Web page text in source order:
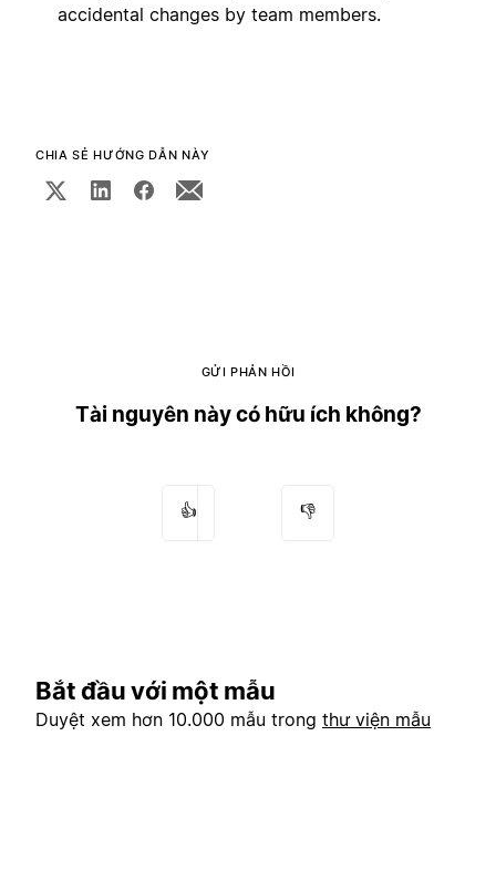
accidental changes by team members.
CHIA SẺ HƯỚNG DẪN NÀY
GỬI PHẢN HỒI
Tài nguyên này có hữu ích không?
👍 👎
Bắt đầu với một mẫu
Duyệt xem hơn 10.000 mẫu trong thư viện mẫu